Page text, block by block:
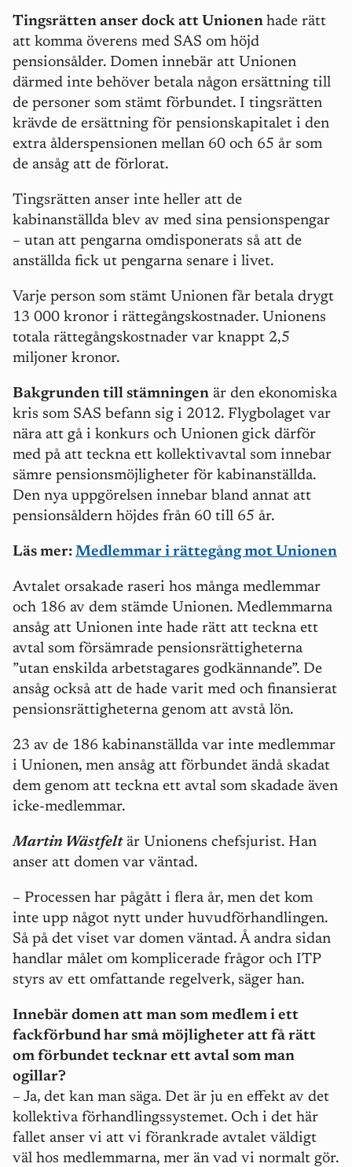
Tingsrätten anser dock att Unionen hade rätt
att komma överens med SAS om höjd
pensionsålder. Domen innebär att Unionen
därmed inte behöver betala någon ersättning till
de personer som stämt förbundet. I tingsrätten
krävde de ersättning för pensionskapitalet i den
extra ålderspensionen mellan 60 och 65 år som
de ansåg att de förlorat.
Tingsrätten anser inte heller att de
kabinanställda blev av med sina pensionspengar
– utan att pengarna omdisponerats så att de
anställda fick ut pengarna senare i livet.
Varje person som stämt Unionen får betala drygt
13 000 kronor i rättegångskostnader. Unionens
totala rättegångskostnader var knappt 2,5
miljoner kronor.
Bakgrunden till stämningen är den ekonomiska
kris som SAS befann sig i 2012. Flygbolaget var
nära att gå i konkurs och Unionen gick därför
med på att teckna ett kollektivavtal som innebar
sämre pensionsmöjligheter för kabinanställda.
Den nya uppgörelsen innebar bland annat att
pensionsåldern höjdes från 60 till 65 år.
Läs mer: Medlemmar i rättegång mot Unionen
Avtalet orsakade raseri hos många medlemmar
och 186 av dem stämde Unionen. Medlemmarna
ansåg att Unionen inte hade rätt att teckna ett
avtal som försämrade pensionsrättigheterna
”utan enskilda arbetstagares godkännande”. De
ansåg också att de hade varit med och finansierat
pensionsrättigheterna genom att avstå lön.
23 av de 186 kabinanställda var inte medlemmar
i Unionen, men ansåg att förbundet ändå skadat
dem genom att teckna ett avtal som skadade även
icke-medlemmar.
Martin Wästfeltär Unionens chefsjurist. Han
anser att domen var väntad.
– Processen har pågått i flera år, men det kom
inte upp något nytt under huvudförhandlingen.
Så på det viset var domen väntad. Å andra sidan
handlar målet om komplicerade frågor och ITP
styrs av ett omfattande regelverk, säger han.
Innebär domen att man som medlem i ett
fackförbund har små möjligheter att få rätt
om förbundet tecknar ett avtal som man
ogillar?
– Ja, det kan man säga. Det är ju en effekt av det
kollektiva förhandlingssystemet. Och i det här
fallet anser vi att vi förankrade avtalet väldigt
väl hos medlemmarna, mer än vad vi normalt gör.